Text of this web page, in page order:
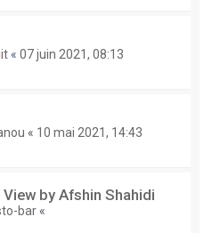
« 07 juin 2021, 08:13
« 10 mai 2021, 14:43
by Afshin Shahidi
bar «